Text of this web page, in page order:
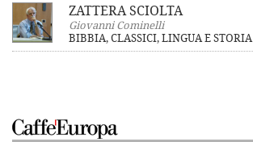
ZATTERA SCIOLTA
Giovanni Cominelli
BIBBIA, CLASSICI, LINGUA E STORIA